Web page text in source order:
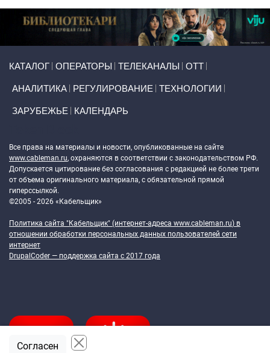
КАТАЛОГ ОПЕРАТОРЫ ТЕЛЕКАНАЛЫ ОТТ
АНАЛИТИКА РЕГУЛИРОВАНИЕ ТЕХНОЛОГИИ
ЗАРУБЕЖЬЕ КАЛЕНДАРЬ
Все права на материалы и новости, опубликованные на сайте
www.cableman.ru, охраняются в соответствии с законодательством РФ.
Допускается цитирование без согласования с редакцией не более трети
от объема оригинального материала, с обязательной прямой
гиперссылкой.
©2005 - 2026 «Кабельщик»
Политика сайта "Кабельщик" (интернет-адреса www.cableman.ru) в
отношении обработки персональных данных пользователей сети
интернет
DrupalCoder — поддержка сайта c 2017 года
Согласен